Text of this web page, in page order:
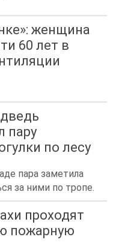
женщина
60 лет в
пару
по лесу
пара заметила
за ними по тропе.
проходят
пожарную